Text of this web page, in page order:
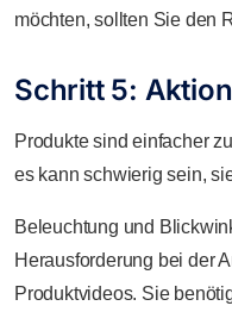
möchten, sollten Sie den
Schritt 5:
Produkte sind einfacher
es kann schwierig sein,
Beleuchtung und
Herausforderung bei der
Produktvideos. Sie